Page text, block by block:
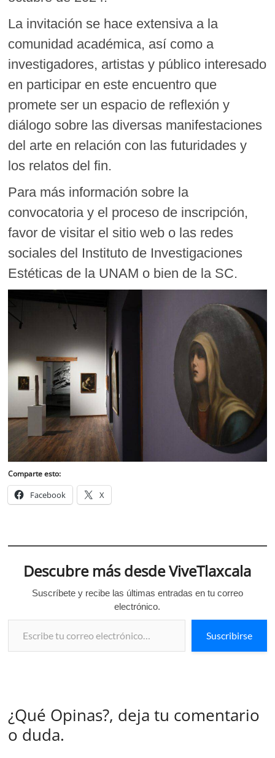
La invitación se hace extensiva a la
comunidad académica, así como a
investigadores, artistas y público interesado
en participar en este encuentro que
promete ser un espacio de reflexión y
diálogo sobre las diversas manifestaciones
del arte en relación con las futuridades y
los relatos del fin.
Para más información sobre la
convocatoria y el proceso de inscripción,
favor de visitar el sitio web o las redes
sociales del Instituto de Investigaciones
Estéticas de la UNAM o bien de la SC.
Comparte esto:
Facebook X
Descubre más desde ViveTlaxcala
Suscríbete y recibe las últimas entradas en tu correo
electrónico.
Escribe tu correo electrónico…
Suscribirse
¿Qué Opinas?, deja tu comentario
o duda.